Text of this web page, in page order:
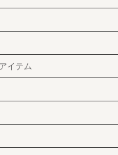
イテム